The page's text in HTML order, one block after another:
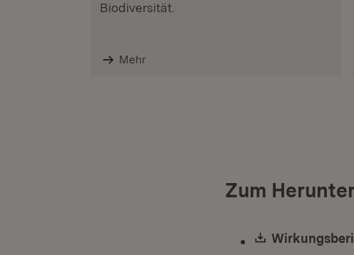
Biodiversität.
Mehr
Zum
Download: